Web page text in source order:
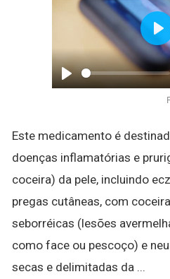
Play
Este medicamento é
doenças inflamatórias e
coceira) da pele, incluindo
pregas cutâneas, com
seborréicas (lesões
como face ou pescoço) e
secas e delimitadas da ...